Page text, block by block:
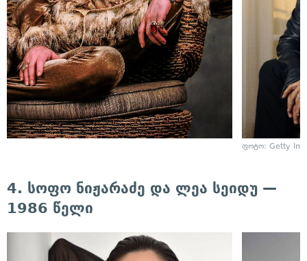
ფოტო: Getty
4. სოფო ნიჟარაძე და ლეა სეიდუ —
1986 წელი